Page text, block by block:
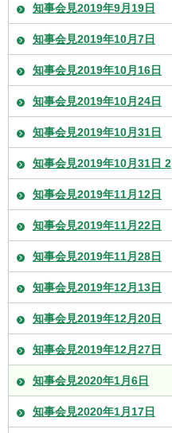
知事会見2019年9月19日
知事会見2019年10月7日
知事会見2019年10月16日
知事会見2019年10月24日
知事会見2019年10月31日
知事会見2019年10月31日 2
知事会見2019年11月12日
知事会見2019年11月22日
知事会見2019年11月28日
知事会見2019年12月13日
知事会見2019年12月20日
知事会見2019年12月27日
知事会見2020年1月6日
知事会見2020年1月17日